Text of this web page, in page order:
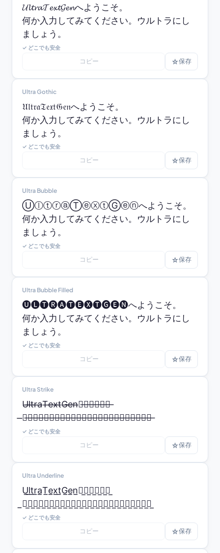
𝓤𝓵𝓽𝓻𝓪𝓣𝓮𝔁𝓽𝓖𝓮𝓷へようこそ。
何か入力してみてください。ウルトラにし
ましょう。
✓ どこでも安全
コピー ☆保存
Ultra Gothic
𝔘𝔩𝔱𝔯𝔞𝔗𝔢𝔵𝔱𝔊𝔢𝔫へようこそ。
何か入力してみてください。ウルトラにし
ましょう。
✓ どこでも安全
コピー ☆保存
Ultra Bubble
ⓊⓛⓣⓡⓐⓉⓔⓧⓣⒼⓔⓝへようこそ。
何か入力してみてください。ウルトラにし
ましょう。
✓ どこでも安全
コピー ☆保存
Ultra Bubble Filled
🅤🅛🅣🅡🅐🅣🅔🅧🅣🅖🅔🅝へようこそ。
何か入力してみてください。ウルトラにし
ましょう。
✓ どこでも安全
コピー ☆保存
Ultra Strike
U̶l̶t̶r̶a̶T̶e̶x̶t̶G̶e̶n̶へ̶よ̶う̶こ̶そ̶。̶
̶何̶か̶入̶力̶し̶て̶み̶て̶く̶だ̶さ̶い̶。̶ウ̶ル̶ト̶ラ̶に̶し̶ま̶し̶ょ̶う̶。̶
✓ どこでも安全
コピー ☆保存
Ultra Underline
U̲l̲t̲r̲a̲T̲e̲x̲t̲G̲e̲n̲へ̲よ̲う̲こ̲そ̲。̲
̲何̲か̲入̲力̲し̲て̲み̲て̲く̲だ̲さ̲い̲。̲ウ̲ル̲ト̲ラ̲に̲し̲ま̲し̲ょ̲う̲。̲
✓ どこでも安全
コピー ☆保存